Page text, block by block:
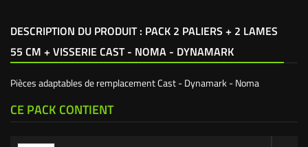
DESCRIPTION DU PRODUIT : PACK 2 PALIERS + 2 LAMES
55 CM + VISSERIE CAST - NOMA - DYNAMARK
Pièces adaptables de remplacement Cast - Dynamark - Noma
CE PACK CONTIENT